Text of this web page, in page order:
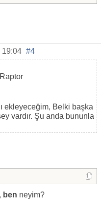
19:04 #4
ekleyeceğim, Belki başka
vardır. Şu anda bununla
ben neyim?